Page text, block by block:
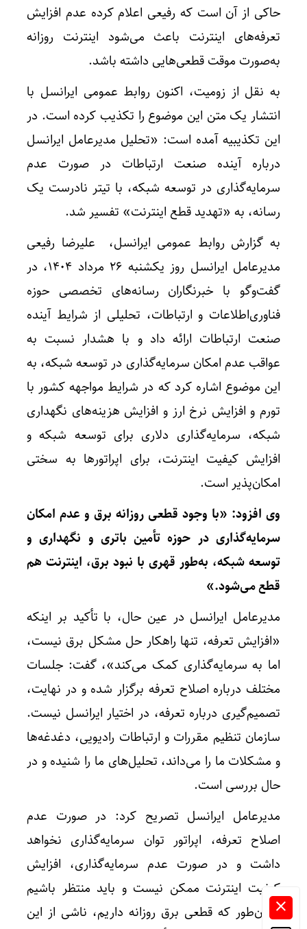
حاکی از آن است که رفیعی اعلام کرده عدم افزایش
تعرفه‌های اینترنت باعث می‌شود اینترنت روزانه
به‌صورت موقت قطعی‌هایی داشته باشد.
به نقل از زومیت، اکنون روابط عمومی ایرانسل با
انتشار یک متن این موضوع را تکذیب کرده است. در
این تکذیبیه آمده است: «تحلیل مدیرعامل ایرانسل
درباره آینده صنعت ارتباطات در صورت عدم
سرمایه‌گذاری در توسعه شبکه، با تیتر نادرست یک
رسانه، به «تهدید قطع اینترنت» تفسیر شد.
به گزارش روابط عمومی ایرانسل، علیرضا رفیعی
مدیرعامل ایرانسل روز یکشنبه ۲۶ مرداد ۱۴۰۴، در
گفت‌وگو با خبرنگاران رسانه‌های تخصصی حوزه
فناوری‌اطلاعات و ارتباطات، تحلیلی از شرایط آینده
صنعت ارتباطات ارائه داد و با هشدار نسبت به
عواقب عدم امکان سرمایه‌گذاری در توسعه شبکه، به
این موضوع اشاره کرد که در شرایط مواجهه کشور با
تورم و افزایش نرخ ارز و افزایش هزینه‌های نگهداری
شبکه، سرمایه‌گذاری دلاری برای توسعه شبکه و
افزایش کیفیت اینترنت، برای اپراتورها به سختی
امکان‌پذیر است.
وی افزود: «با وجود قطعی روزانه برق و عدم امکان
سرمایه‌گذاری در حوزه تأمین باتری و نگهداری و
توسعه شبکه، به‌طور قهری با نبود برق، اینترنت هم
قطع می‌شود.»
مدیرعامل ایرانسل در عین حال، با تأکید بر اینکه
«افزایش تعرفه، تنها راهکار حل مشکل برق نیست،
اما به سرمایه‌گذاری کمک می‌کند»، گفت: جلسات
مختلف درباره اصلاح تعرفه برگزار شده و در نهایت،
تصمیم‌گیری درباره تعرفه، در اختیار ایرانسل نیست.
سازمان تنظیم مقررات و ارتباطات رادیویی، دغدغه‌ها
و مشکلات ما را می‌داند، تحلیل‌های ما را شنیده و در
حال بررسی است.
مدیرعامل ایرانسل تصریح کرد: در صورت عدم
اصلاح تعرفه، اپراتور توان سرمایه‌گذاری نخواهد
داشت و در صورت عدم سرمایه‌گذاری، افزایش
کیفیت اینترنت ممکن نیست و باید منتظر باشیم
همان‌طور که قطعی برق روزانه داریم، ناشی از این